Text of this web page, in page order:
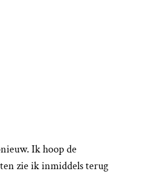
Ik hoop de
zie ik inmiddels terug